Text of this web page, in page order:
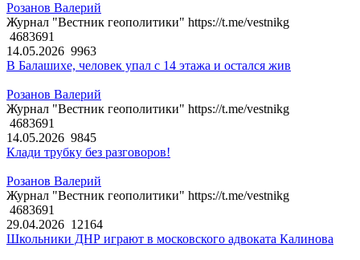
Розанов Валерий
Журнал "Вестник геополитики" https://t.me/vestnikg
4683691
14.05.2026 9963
В Балашихе, человек упал с 14 этажа и остался жив
Розанов Валерий
Журнал "Вестник геополитики" https://t.me/vestnikg
4683691
14.05.2026 9845
Клади трубку без разговоров!
Розанов Валерий
Журнал "Вестник геополитики" https://t.me/vestnikg
4683691
29.04.2026 12164
Школьники ДНР играют в московского адвоката Калинова